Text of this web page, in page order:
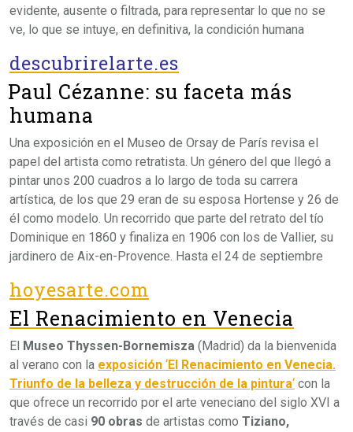
evidente, ausente o filtrada, para representar lo que no se
ve, lo que se intuye, en definitiva, la condición humana
descubrirelarte.es
Paul Cézanne: su faceta más
humana
Una exposición en el Museo de Orsay de París revisa el
papel del artista como retratista. Un género del que llegó a
pintar unos 200 cuadros a lo largo de toda su carrera
artística, de los que 29 eran de su esposa Hortense y 26 de
él como modelo. Un recorrido que parte del retrato del tío
Dominique en 1860 y finaliza en 1906 con los de Vallier, su
jardinero de Aix-en-Provence. Hasta el 24 de septiembre
hoyesarte.com
El Renacimiento en Venecia
El Museo Thyssen-Bornemisza (Madrid) da la bienvenida
al verano con la exposición ‘El Renacimiento en Venecia.
Triunfo de la belleza y destrucción de la pintura‘ con la
que ofrece un recorrido por el arte veneciano del siglo XVI a
través de casi 90 obras de artistas como Tiziano,